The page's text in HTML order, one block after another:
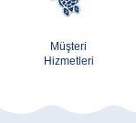
Müşteri
Hizmetleri